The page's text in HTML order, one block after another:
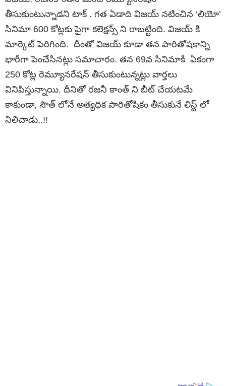
తీసుకుంటున్నాడని టాక్ . గత ఏడాది విజయ్ నటించిన ‘లియో’
సినిమా 600 కోట్లకు పైగా కలెక్షన్స్ ని రాబట్టింది. విజయ్ కి
మార్కెట్ పెరిగింది. దీంతో విజయ్ కూడా తన పారితోషకాన్ని
భారీగా పెంచేసినట్లు సమాచారం. తన 69వ సినిమాకి ఏకంగా
250 కోట్ల రెమ్యూనరేషన్ తీసుకుంటున్నట్లు వార్తలు
వినిపిస్తున్నాయి. దీనితో రజనీ కాంత్ ని బీట్ చేయటమే
కాకుండా, సౌత్ లోనే అత్యధిక పారితోషికం తీసుకునే లిస్ట్ లో
నిలిచాడు..!!